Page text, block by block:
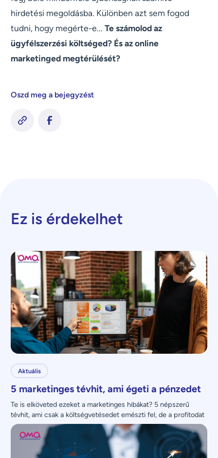
hirdetési megoldásba. Különben azt sem fogod
tudni, hogy megérte-e...Te számolod az
ügyfélszerzési költséged? És az online
marketinged megtérülését?
Oszd meg a bejegyzést
Ez is érdekelhet
Aktuális
5 marketinges tévhit, ami égeti a pénzedet
Te is elköveted ezeket a marketinges hibákat? 5 népszerű
tévhit, ami csak a költségvetésedet emészti fel, de a profitodat
nem növeli.